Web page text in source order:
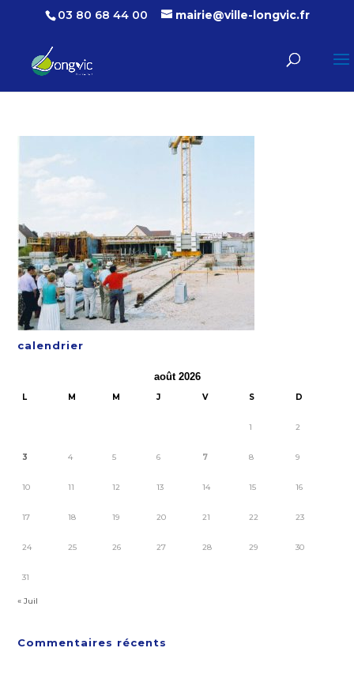
03 80 68 44 00 mairie@ville-longvic.fr
calendrier
août 2026
L M M J V S D
1 2
3 4 5 6 7 8 9
10 11 12 13 14 15 16
17 18 19 20 21 22 23
24 25 26 27 28 29 30
31
« Juil
Commentaires récents